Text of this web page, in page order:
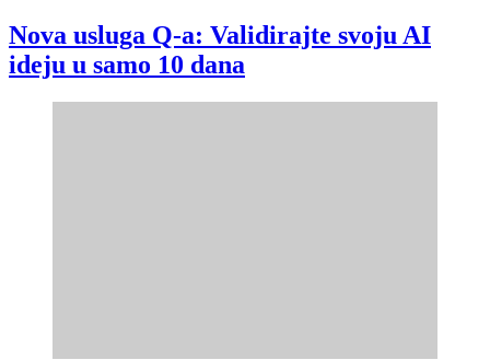
Nova usluga Q-a: Validirajte svoju AI
ideju u samo 10 dana